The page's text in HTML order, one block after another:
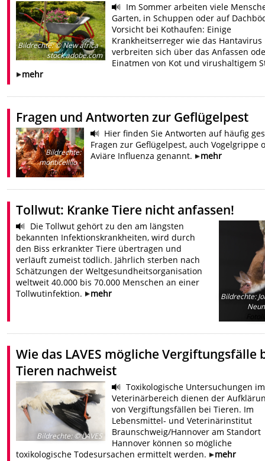
Bildrechte:© New africa -
stock.adobe.com
Im Sommer arbeiten viele
Garten, in Schuppen oder auf
Vorsicht bei Kothaufen: Einige
Krankheitserreger wie das Hantavirus
verbreiten sich über das Anfassen
Einatmen von Kot und virushaltigem
mehr
Fragen und Antworten zur Geflügelpest
Bildrechte:
monticellllo -
Fotolia.com
Hier finden Sie Antworten auf häufig
Fragen zur Geflügelpest, auch Vogelgrippe
Aviäre Influenza genannt.
mehr
Tollwut: Kranke Tiere nicht anfassen!
Bildrechte:
Die Tollwut gehört zu den am längsten
bekannten Infektionskrankheiten, wird durch
den Biss erkrankter Tiere übertragen und
verläuft zumeist tödlich. Jährlich sterben nach
Schätzungen der Weltgesundheitsorganisation
weltweit 40.000 bis 70.000 Menschen an einer
Tollwutinfektion.
mehr
Wie das LAVES mögliche Vergiftungsfälle
Tieren nachweist
Bildrechte:© LAVES
Toxikologische Untersuchungen im
Veterinärbereich dienen der
von Vergiftungsfällen bei Tieren. Im
Lebensmittel- und Veterinärinstitut
Braunschweig/Hannover am Standort
Hannover können so mögliche
toxikologische Todesursachen ermittelt werden.
mehr